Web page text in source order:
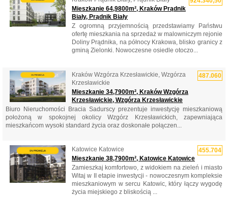
Mieszkanie 64,9800m², Kraków Prądnik
Biały, Prądnik Biały
Z ogromną przyjemnością przedstawiamy Państwu
ofertę mieszkania na sprzedaż w malowniczym rejonie
Doliny Prądnika, na północy Krakowa, blisko granicy z
gminą Zielonki. Nowoczesne osiedle otoczo...
487.060
Kraków Wzgórza Krzesławickie, Wzgórza
Krzesławickie
Mieszkanie 34,7900m², Kraków Wzgórza
Krzesławickie, Wzgórza Krzesławickie
Biuro Nieruchomości Bracia Sadurscy prezentuje inwestycję mieszkaniową
położoną w spokojnej okolicy Wzgórz Krzesławickich, zapewniająca
mieszkańcom wysoki standard życia oraz doskonałe połączen...
455.704
Katowice Katowice
Mieszkanie 38,7900m², Katowice Katowice
Zamieszkaj komfortowo, z widokiem na zieleń i miasto
Witaj w II etapie inwestycji - nowoczesnym kompleksie
mieszkaniowym w sercu Katowic, który łączy wygodę
życia miejskiego z bliskością ...